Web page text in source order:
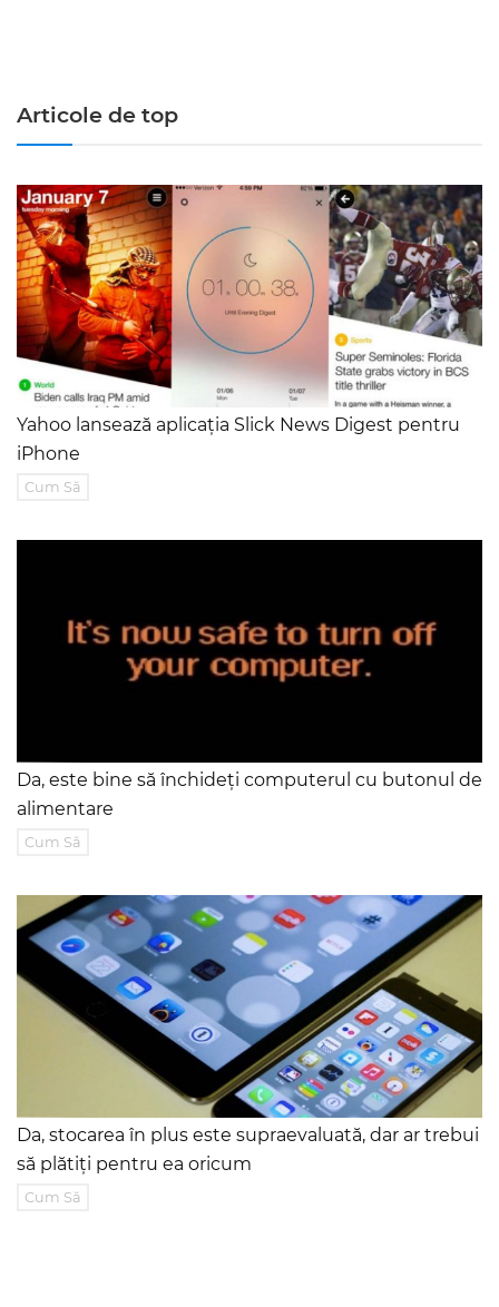
Articole de top
Yahoo lansează aplicația Slick News Digest pentru
iPhone
Cum Să
Da, este bine să închideți computerul cu butonul de
alimentare
Cum Să
Da, stocarea în plus este supraevaluată, dar ar trebui
să plătiți pentru ea oricum
Cum Să